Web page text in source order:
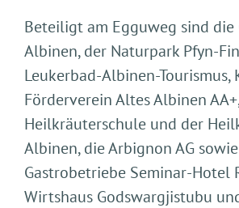
Beteiligt am Egguweg sind die
Albinen, der Naturpark Pfyn-
Leukerbad-Albinen-Tourismus,
Förderverein Altes Albinen
Heilkräuterschule und der
Albinen, die Arbignon AG
Gastrobetriebe Seminar-Hotel
Wirtshaus Godswargjistubu